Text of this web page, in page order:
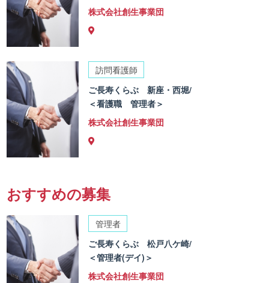
株式会社創生事業団
訪問看護師
ご長寿くらぶ 新座・西堀/
＜看護職 管理者＞
株式会社創生事業団
おすすめの募集
管理者
ご長寿くらぶ 松戸八ケ崎/
＜管理者(デイ)＞
株式会社創生事業団